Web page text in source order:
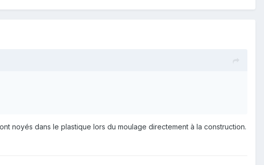
noyés dans le plastique lors du moulage directement à la construction.